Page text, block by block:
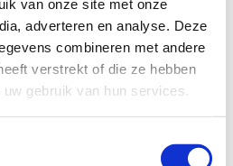
van onze site met onze
adverteren en analyse. Deze
combineren met andere
verstrekt of die ze hebben
gebruik van hun services.
't zelf eens uit.
ons discgolf-parcours
Discs, scorekaarten en het
aan het onthaal. Zo ben